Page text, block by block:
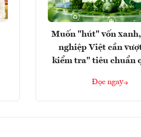
Muốn "hút" vốn
nghiệp Việt cần
kiểm tra" tiêu chuẩn
Đọc ngay